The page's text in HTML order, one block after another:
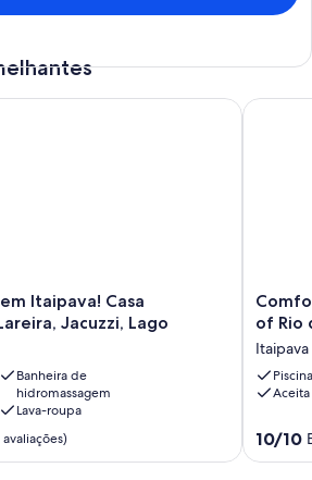
Casa
Jacuzzi, Lago
Banheira de
hidromassagem
Lava-roupa
avaliações)
Casa deslumbrante com
Comfort
and
in
the
of
of Rio
Itaipava
Piscina
10.0
de
10/10